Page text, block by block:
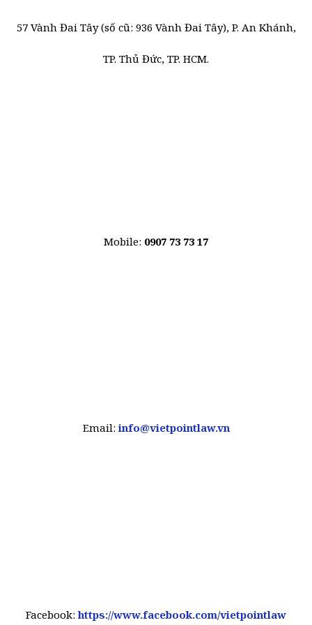
57 Vành Đai Tây (số cũ: 936 Vành Đai Tây), P. An Khánh,
TP. Thủ Đức, TP. HCM.
Mobile: 0907 73 73 17
Email:info@vietpointlaw.vn
Facebook:https://www.facebook.com/vietpointlaw